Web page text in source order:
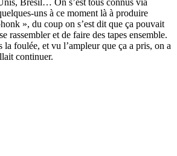
Brésil… On s’est tous connus via
uns à ce moment là à produire
», du coup on s’est dit que ça pouvait
rassembler et de faire des tapes ensemble.
la foulée, et vu l’ampleur que ça a pris, on a
continuer.